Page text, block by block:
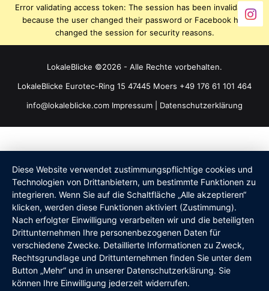
Error validating access token: The session has been invalidated
because the user changed their password or Facebook has
changed the session for security reasons.
LokaleBlicke ©2026 - Alle Rechte vorbehalten.
LokaleBlicke Eurotec-Ring 15 47445 Moers +49 176 61 101 464
info@lokaleblicke.com Impressum Datenschutzerklärung
Diese Website verwendet zustimmungspflichtige cookies und
Technologien von Drittanbietern, um bestimmte Funktionen zu
integrieren. Wenn Sie auf die Schaltfläche „Alle akzeptieren“
klicken, werden diese Funktionen aktiviert (Zustimmung).
Nach erfolgter Einwilligung verarbeiten wir und die beteiligten
Drittunternehmen Ihre personenbezogenen Daten für
verschiedene Zwecke. Detaillierte Informationen zu Zweck,
Rechtsgrundlage und Drittunternehmen finden Sie unter dem
Button „Mehr“ und in unserer Datenschutzerklärung. Sie
können Ihre Einwilligung jederzeit widerrufen.